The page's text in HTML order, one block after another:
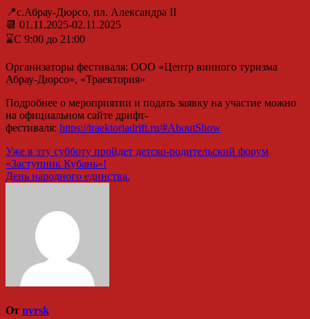
📍с.Абрау-Дюрсо, пл. Александра II
📆 01.11.2025-02.11.2025
⌛️С 9:00 до 21:00
Организаторы фестиваля: ООО «Центр винного туризма
Абрау-Дюрсо», «Траектория»
Подробнее о мероприятии и подать заявку на участие можно
на официальном сайте дрифт-
фестиваля: https://traektoriadrift.ru/#AboutShow
Навигация
по
Уже в эту субботу пройдет детско-родительский форум
«Заступник Кубань»!
День народного единства.
От nvrsk